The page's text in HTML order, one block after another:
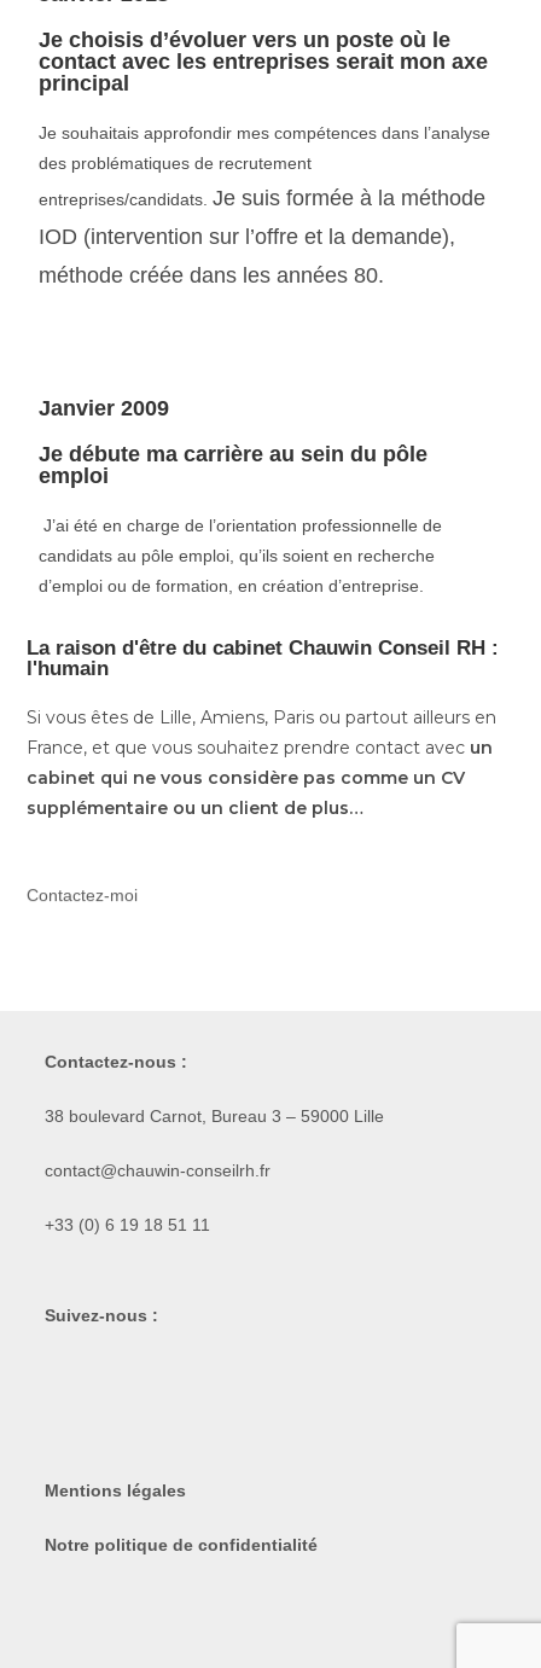
Je choisis d’évoluer vers un poste où le
contact avec les entreprises serait mon axe
principal
Je souhaitais approfondir mes compétences dans l’analyse
des problématiques de recrutement
entreprises/candidats.Je suis formée à la méthode
IOD (intervention sur l’offre et la demande),
méthode créée dans les années 80.
Janvier 2009
Je débute ma carrière au sein du pôle
emploi
J’ai été en charge de l’orientation professionnelle de
candidats au pôle emploi, qu’ils soient en recherche
d’emploi ou de formation, en création d’entreprise.
La raison d'être du cabinet Chauwin Conseil RH :
l'humain
Si vous êtes de Lille, Amiens, Paris ou partout ailleurs en
France, et que vous souhaitez prendre contact avec un
cabinet qui ne vous considère pas comme un CV
supplémentaire ou un client de plus…
Contactez-moi
Contactez-nous :
38 boulevard Carnot, Bureau 3 – 59000 Lille
contact@chauwin-conseilrh.fr
+33 (0) 6 19 18 51 11
Suivez-nous :
Mentions légales
Notre politique de confidentialité